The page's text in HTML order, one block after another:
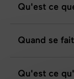
Qu'est ce
Quand se
Qu'est ce